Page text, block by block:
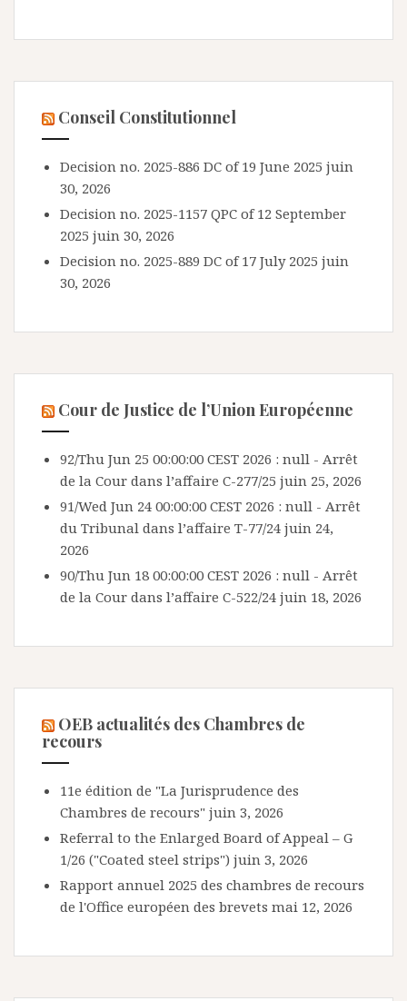
Conseil Constitutionnel
Decision no. 2025-886 DC of 19 June 2025 juin
30, 2026
Decision no. 2025-1157 QPC of 12 September
2025 juin 30, 2026
Decision no. 2025-889 DC of 17 July 2025 juin
30, 2026
Cour de Justice de l’Union Européenne
92/Thu Jun 25 00:00:00 CEST 2026 : null - Arrêt
de la Cour dans l’affaire C-277/25 juin 25, 2026
91/Wed Jun 24 00:00:00 CEST 2026 : null - Arrêt
du Tribunal dans l’affaire T-77/24 juin 24,
2026
90/Thu Jun 18 00:00:00 CEST 2026 : null - Arrêt
de la Cour dans l’affaire C-522/24 juin 18, 2026
OEB actualités des Chambres de
recours
11e édition de "La Jurisprudence des
Chambres de recours" juin 3, 2026
Referral to the Enlarged Board of Appeal – G
1/26 ("Coated steel strips") juin 3, 2026
Rapport annuel 2025 des chambres de recours
de l'Office européen des brevets mai 12, 2026